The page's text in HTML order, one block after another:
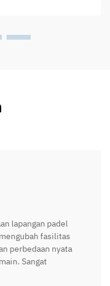
lapangan padel
fasilitas
perbedaan nyata
Sangat